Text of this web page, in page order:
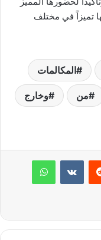
تميزاً في مختلف
المكالمات
من وخارج